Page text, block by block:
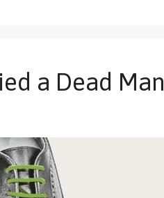
a Dead Man